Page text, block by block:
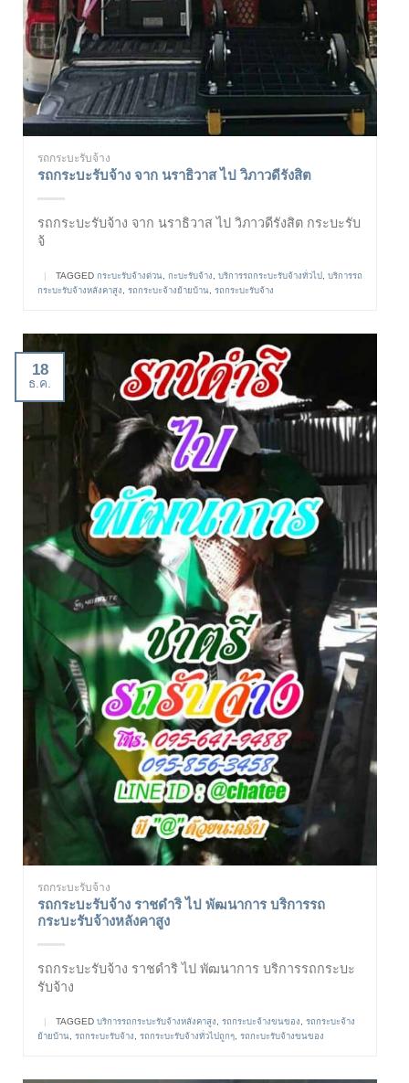
รถกระบะรับจ้าง
รถกระบะรับจ้าง จาก นราธิวาส ไป วิภาวดีรังสิต
รถกระบะรับจ้าง จาก นราธิวาส ไป วิภาวดีรังสิต กระบะรับ
จ้
| TAGGED กระบะรับจ้างด่วน กะบะรับจ้าง บริการรถกระบะรับจ้างทั่วไป
บริการรถ
กระบะรับจ้างหลังคาสูง
รถกระบะจ้างย้ายบ้าน รถกระบะรับจ้าง
18
ธ.ค.
รถกระบะรับจ้าง
รถกระบะรับจ้าง ราชดำริ ไป พัฒนาการ บริการรถ
กระบะรับจ้างหลังคาสูง
รถกระบะรับจ้าง ราชดำริ ไป พัฒนาการ บริการรถกระบะ
รับจ้าง
| TAGGED บริการรถกระบะรับจ้างหลังคาสูง รถกระบะจ้างขนของ
รถกระบะจ้าง
ย้ายบ้าน รถกระบะรับจ้าง รถกระบะรับจ้างทั่วไปถูกๆ รถกะบะรับจ้างขนของ